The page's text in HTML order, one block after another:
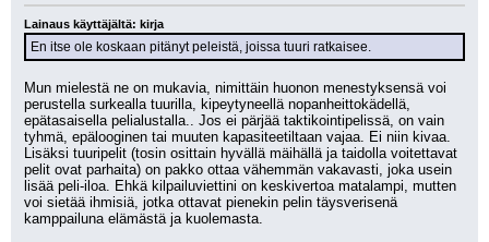
Lainaus käyttäjältä: kirja
En itse ole koskaan pitänyt peleistä, joissa tuuri ratkaisee.
Mun mielestä ne on mukavia, nimittäin huonon menestyksensä voi
perustella surkealla tuurilla, kipeytyneellä nopanheittokädellä,
epätasaisella pelialustalla.. Jos ei pärjää taktikointipelissä, on vain
tyhmä, epälooginen tai muuten kapasiteetiltaan vajaa. Ei niin kivaa.
Lisäksi tuuripelit (tosin osittain hyvällä mäihällä ja taidolla voitettavat
pelit ovat parhaita) on pakko ottaa vähemmän vakavasti, joka usein
lisää peli-iloa. Ehkä kilpailuviettini on keskivertoa matalampi, mutten
voi sietää ihmisiä, jotka ottavat pienekin pelin täysverisenä
kamppailuna elämästä ja kuolemasta.